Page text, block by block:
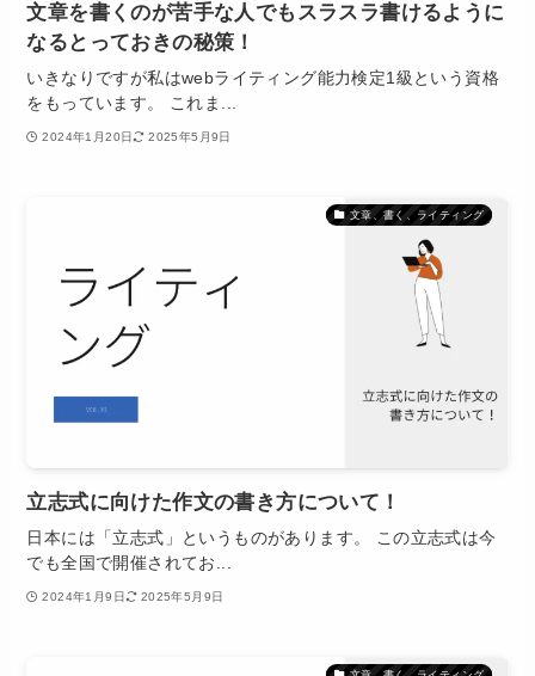
文章を書くのが苦手な人でもスラスラ書けるように
なるとっておきの秘策！
いきなりですが私はwebライティング能力検定1級という資格
をもっています。 これま...
2024年1月20日 2025年5月9日
文章、書く、ライティング
立志式に向けた作文の書き方について！
日本には「立志式」というものがあります。 この立志式は今
でも全国で開催されてお...
2024年1月9日 2025年5月9日